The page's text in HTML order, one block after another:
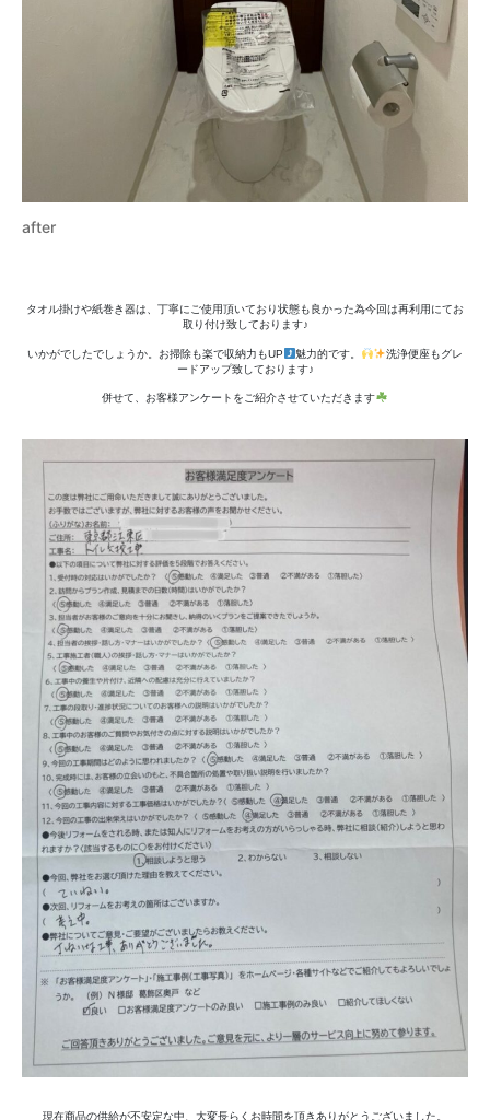
after
タオル掛けや紙巻き器は、丁寧にご使用頂いており状態も良かった為今回は再利用にてお
取り付け致しております♪
いかがでしたでしょうか。お掃除も楽で収納力もUP 魅力的です。
洗浄便座もグレ
ードアップ致しております♪
併せて、お客様アンケートをご紹介させていただきます
現在商品の供給が不安定な中、大変長らくお時間を頂きありがとうございました。